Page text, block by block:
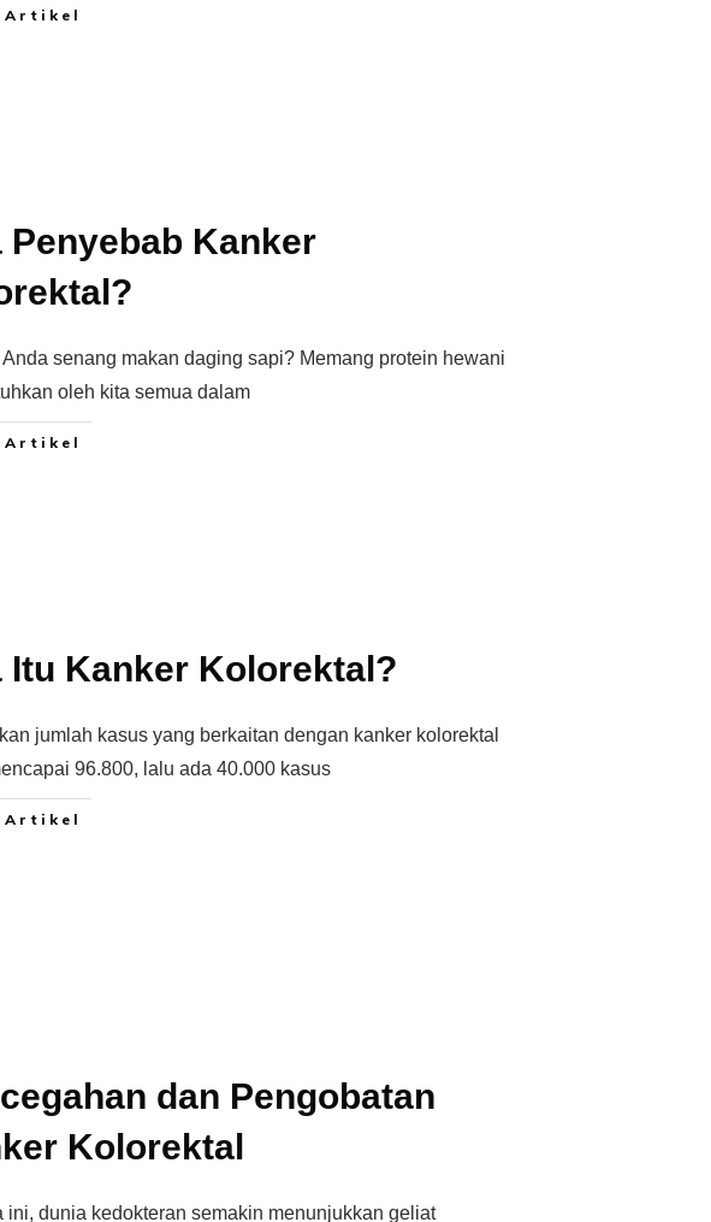
Artikel
Penyebab Kanker
senang makan daging sapi? Memang protein hewani
oleh kita semua dalam
Artikel
Itu Kanker Kolorektal?
jumlah kasus yang berkaitan dengan kanker kolorektal
96.800, lalu ada 40.000 kasus
Artikel
dan Pengobatan
Kolorektal
ini, dunia kedokteran semakin menunjukkan geliat